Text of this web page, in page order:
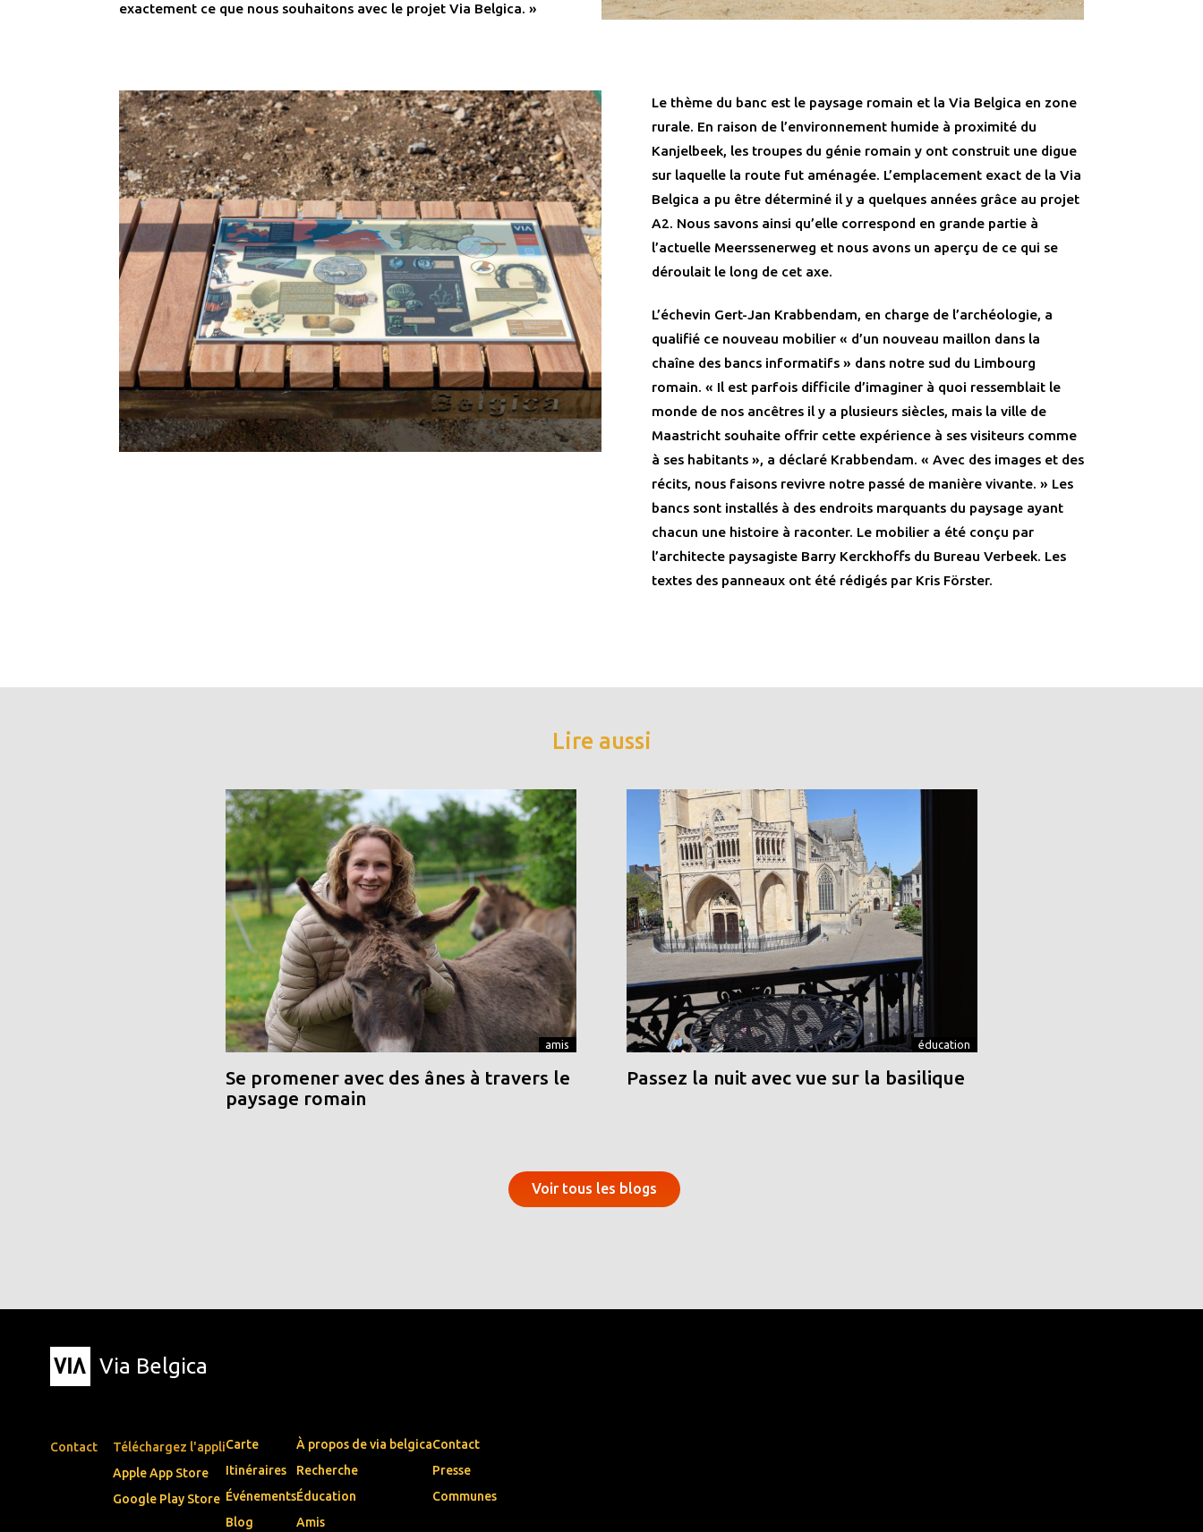
exactement ce que nous souhaitons avec le projet Via Belgica. »
Le thème du banc est le paysage romain et la Via Belgica en zone
rurale. En raison de l’environnement humide à proximité du
Kanjelbeek, les troupes du génie romain y ont construit une digue
sur laquelle la route fut aménagée. L’emplacement exact de la Via
Belgica a pu être déterminé il y a quelques années grâce au projet
A2. Nous savons ainsi qu’elle correspond en grande partie à
l’actuelle Meerssenerweg et nous avons un aperçu de ce qui se
déroulait le long de cet axe.
L’échevin Gert-Jan Krabbendam, en charge de l’archéologie, a
qualifié ce nouveau mobilier « d’un nouveau maillon dans la
chaîne des bancs informatifs » dans notre sud du Limbourg
romain. « Il est parfois difficile d’imaginer à quoi ressemblait le
monde de nos ancêtres il y a plusieurs siècles, mais la ville de
Maastricht souhaite offrir cette expérience à ses visiteurs comme
à ses habitants », a déclaré Krabbendam. « Avec des images et des
récits, nous faisons revivre notre passé de manière vivante. » Les
bancs sont installés à des endroits marquants du paysage ayant
chacun une histoire à raconter. Le mobilier a été conçu par
l’architecte paysagiste Barry Kerckhoffs du Bureau Verbeek. Les
textes des panneaux ont été rédigés par Kris Förster.
Lire aussi
amis
Se promener avec des ânes à travers le
paysage romain
éducation
Passez la nuit avec vue sur la basilique
Voir tous les blogs
Via Belgica
Contact
Téléchargez l'appli
Apple App Store
Google Play Store
Carte
Itinéraires
Événements
Blog
À propos de via belgica
Recherche
Éducation
Amis
Contact
Presse
Communes